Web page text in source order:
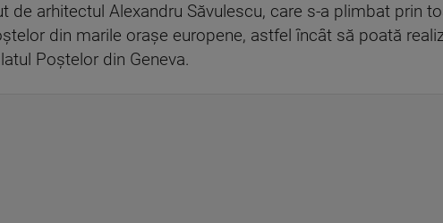
de arhitectul Alexandru Săvulescu, care s-a plimbat prin
din marile orașe europene, astfel încât să poată
Poștelor din Geneva.